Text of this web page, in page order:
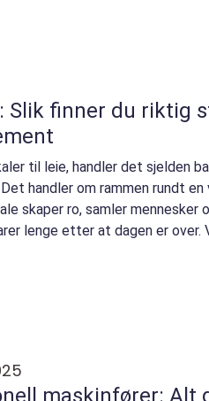
Slik finner du riktig
til leie, handler det sjelden
handler om rammen rundt en
skaper ro, samler mennesker
lenge etter at dagen er over.
maskinfører: Alt